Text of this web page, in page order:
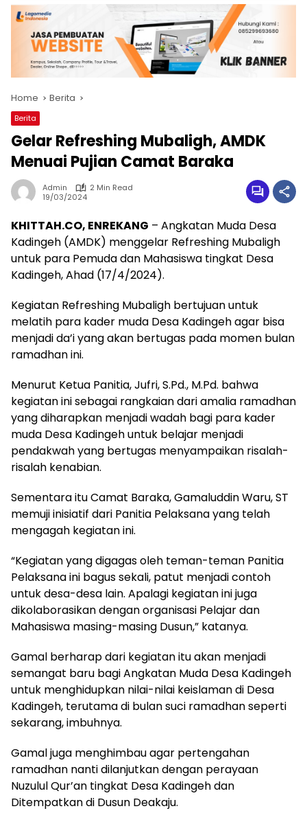
Home Berita
Berita
Gelar Refreshing Mubaligh, AMDK
Menuai Pujian Camat Baraka
Admin
2 Min Read
19/03/2024
KHITTAH.CO, ENREKANG – Angkatan Muda Desa
Kadingeh (AMDK) menggelar Refreshing Mubaligh
untuk para Pemuda dan Mahasiswa tingkat Desa
Kadingeh, Ahad (17/4/2024).
Kegiatan Refreshing Mubaligh bertujuan untuk
melatih para kader muda Desa Kadingeh agar bisa
menjadi da’i yang akan bertugas pada momen bulan
ramadhan ini.
Menurut Ketua Panitia, Jufri, S.Pd., M.Pd. bahwa
kegiatan ini sebagai rangkaian dari amalia ramadhan
yang diharapkan menjadi wadah bagi para kader
muda Desa Kadingeh untuk belajar menjadi
pendakwah yang bertugas menyampaikan risalah-
risalah kenabian.
Sementara itu Camat Baraka, Gamaluddin Waru, ST
memuji inisiatif dari Panitia Pelaksana yang telah
mengagah kegiatan ini.
“Kegiatan yang digagas oleh teman-teman Panitia
Pelaksana ini bagus sekali, patut menjadi contoh
untuk desa-desa lain. Apalagi kegiatan ini juga
dikolaborasikan dengan organisasi Pelajar dan
Mahasiswa masing-masing Dusun,” katanya.
Gamal berharap dari kegiatan itu akan menjadi
semangat baru bagi Angkatan Muda Desa Kadingeh
untuk menghidupkan nilai-nilai keislaman di Desa
Kadingeh, terutama di bulan suci ramadhan seperti
sekarang, imbuhnya.
Gamal juga menghimbau agar pertengahan
ramadhan nanti dilanjutkan dengan perayaan
Nuzulul Qur’an tingkat Desa Kadingeh dan
Ditempatkan di Dusun Deakaju.